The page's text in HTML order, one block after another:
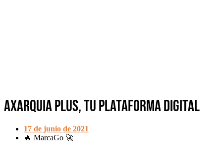
Axarquia Plus, tu plataforma digital
17 de junio de 2021
🔥 MarcaGo 🚀